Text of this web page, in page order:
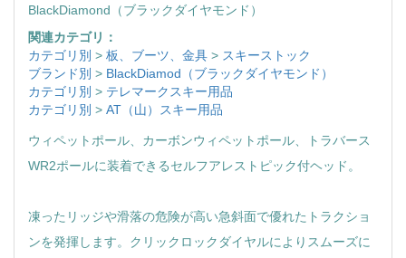
BlackDiamond（ブラックダイヤモンド）
関連カテゴリ：
カテゴリ別 > 板、ブーツ、金具 > スキーストック
ブランド別 > BlackDiamod（ブラックダイヤモンド）
カテゴリ別 > テレマークスキー用品
カテゴリ別 > AT（山）スキー用品
ウィペットポール、カーボンウィペットポール、トラバース
WR2ポールに装着できるセルフアレストピック付ヘッド。
凍ったリッジや滑落の危険が高い急斜面で優れたトラクショ
ンを発揮します。クリックロックダイヤルによりスムーズに